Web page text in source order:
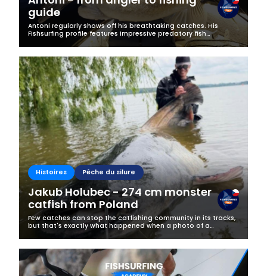
guide
Antoni regularly shows off his breathtaking catches. His
Fishsurfing profile features impressive predatory fish
specimens, and his greatest passion has also become his
profession. We decided to...
Histoires Pêche du silure
Jakub Holubec - 274 cm monster
catfish from Poland
Few catches can stop the catfishing community in its tracks,
but that's exactly what happened when a photo of a
gigantic 274 cm catfish appeared on Jakub Holubec's
Fishsurfing profile.Caught at...